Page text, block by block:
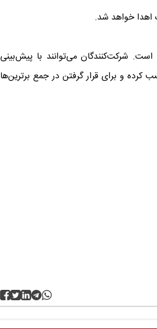
است. شرکت‌کنندگان می‌توانند با پیش‌بینی
و برای قرار گرفتن در جمع برترین‌ها